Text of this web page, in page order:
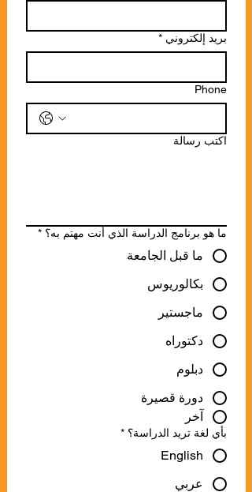
بريد إلكتروني *
Phone
اكتب رسالة
ما هو برنامج الدراسة الذي أنت مهتم به؟ *
ما قبل الجامعة
بكالوريوس
ماجستير
دكتوراه
دبلوم
دورة قصيرة
آخر
بأي لغة تريد الدراسة؟ *
English
عربي